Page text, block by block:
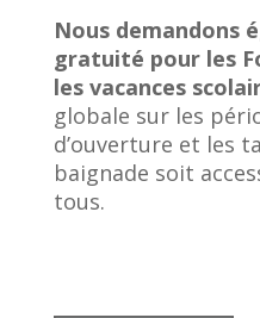
Nous demandons
gratuité pour les
les vacances
globale sur les
d’ouverture et les
baignade soit
tous.